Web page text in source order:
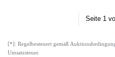
Seite 1
[*]: Regelbesteuert gemäß
Umsatzsteuer.